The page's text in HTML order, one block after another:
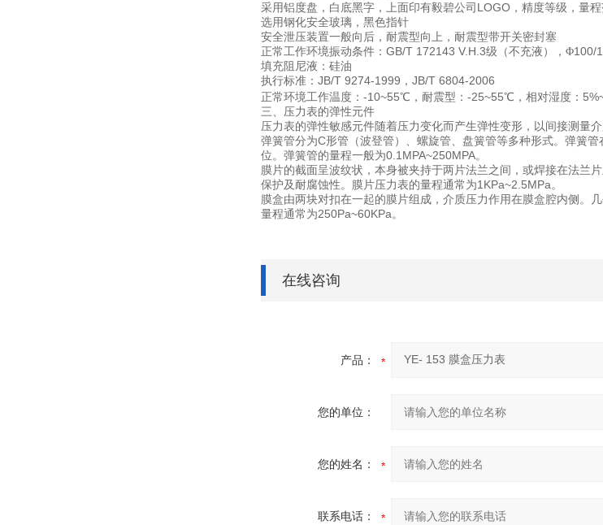
采用铝度盘，白底黑字，上面印有毅碧公司 LOGO ，精度等级，量
选用钢化安全玻璃，黑色指针
安全泄压装置一般向后，耐震型向上，耐震型带开关密封塞
正常工作环境振动条件： GB/T 172143 V.H.3级（不充液），Φ100/
填充阻尼液：硅油
执行标准： JB/T 9274-1999 ， JB/T 6804-2006
正常环境工作温度： -10~55℃，耐震型： -25~55℃，相对湿度：
三、压力表的弹性元件
压力表的弹性敏感元件随着压力变化而产生弹性变形，以间接测量
弹簧管分为C形管（波登管）、螺旋管、盘簧管等多种形式。弹簧
位。弹簧管的量程一般为0.1MPA~250MPA。
膜片的截面呈波纹状，本身被夹持于两片法兰之间，或焊接在法兰
保护及耐腐蚀性。膜片压力表的量程通常为1KPa~2.5MPa。
膜盒由两块对扣在一起的膜片组成，介质压力作用在膜盒腔内侧。
量程通常为250Pa~60KPa。
在线咨询
产品：
您的单位：
您的姓名：
联系电话：